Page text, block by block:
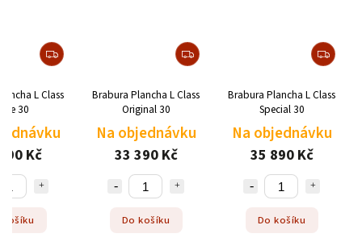
L Class
30
Kč
košíku
Brabura Plancha L Class
Original 30
Na objednávku
33 390 Kč
Do košíku
Brabura Plancha L Class
Special 30
Na objednávku
35 890 Kč
Do košíku